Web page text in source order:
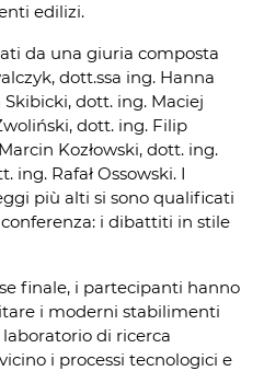
edilizi.
da una giuria composta
dott.ssa ing. Hanna
dott. ing. Maciej
dott. ing. Filip
Kozłowski, dott. ing.
ing. Rafał Ossowski. I
più alti si sono qualificati
i dibattiti in stile
finale, i partecipanti hanno
i moderni stabilimenti
di ricerca
i processi tecnologici e